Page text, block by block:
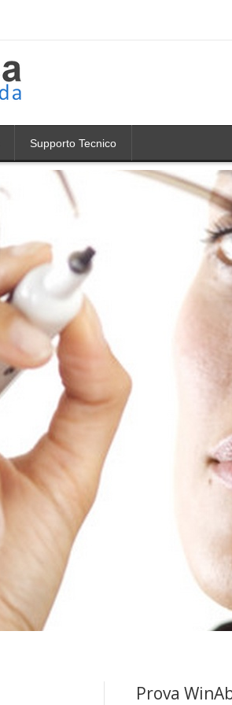
Supporto Tecnico
Prova